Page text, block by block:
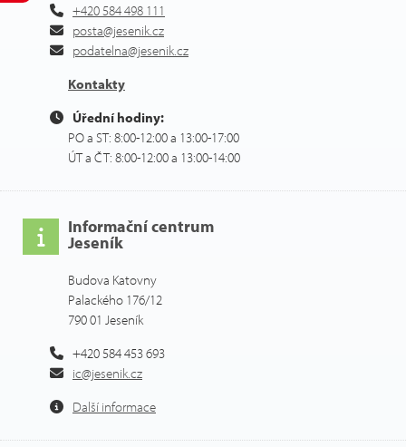
+420 584 498 111
posta@jesenik.cz
podatelna@jesenik.cz
Kontakty
Úřední hodiny:
PO a ST: 8:00-12:00 a 13:00-17:00
ÚT a ČT: 8:00-12:00 a 13:00-14:00
Informační centrum
Jeseník
Budova Katovny
Palackého 176/12
790 01 Jeseník
+420 584 453 693
ic@jesenik.cz
Další informace